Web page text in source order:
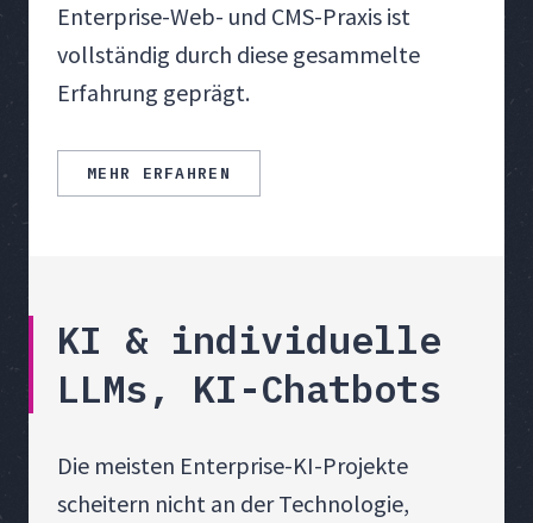
Enterprise-Web- und CMS-Praxis ist
vollständig durch diese gesammelte
Erfahrung geprägt.
MEHR ERFAHREN
KI & individuelle
LLMs, KI-Chatbots
Die meisten Enterprise-KI-Projekte
scheitern nicht an der Technologie,